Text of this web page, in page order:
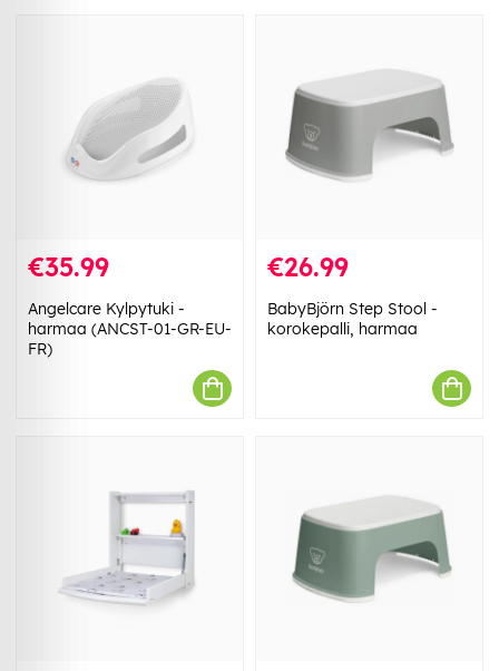
€35.99
Angelcare Kylpytuki -
harmaa (ANCST-01-GR-EU-
FR)
€26.99
BabyBjörn Step Stool -
korokepalli, harmaa